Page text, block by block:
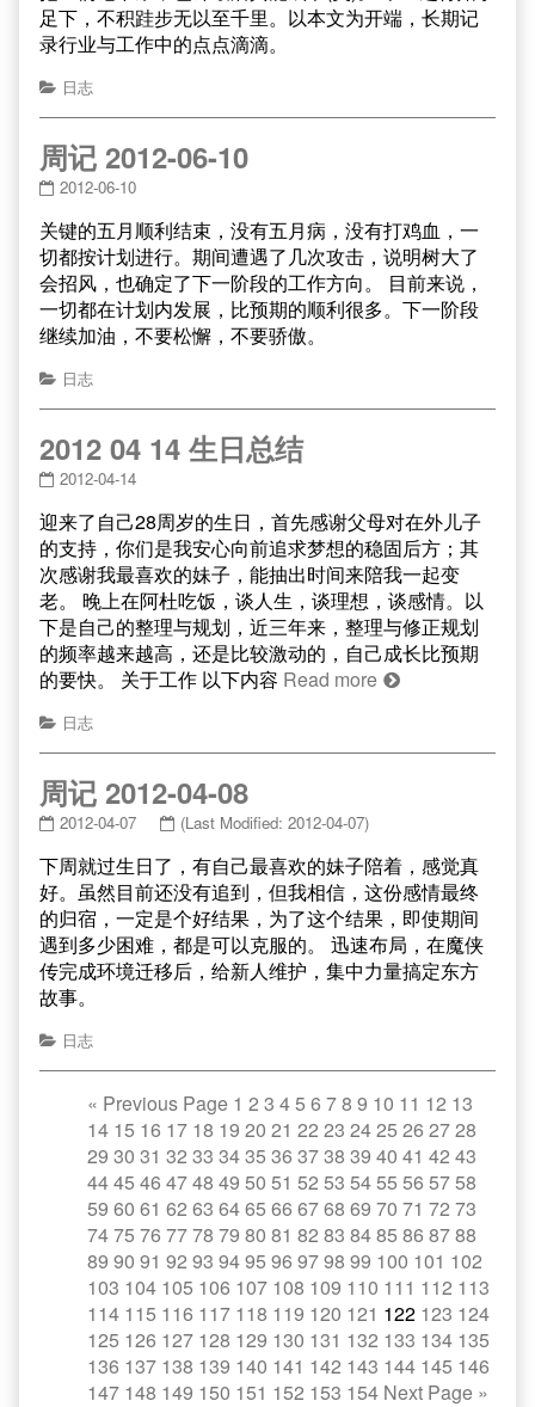
足下，不积跬步无以至千里。以本文为开端，长期记
录行业与工作中的点点滴滴。
日志
周记 2012-06-10
2012-06-10
关键的五月顺利结束，没有五月病，没有打鸡血，一
切都按计划进行。期间遭遇了几次攻击，说明树大了
会招风，也确定了下一阶段的工作方向。 目前来说，
一切都在计划内发展，比预期的顺利很多。下一阶段
继续加油，不要松懈，不要骄傲。
日志
2012 04 14 生日总结
2012-04-14
迎来了自己28周岁的生日，首先感谢父母对在外儿子
的支持，你们是我安心向前追求梦想的稳固后方；其
次感谢我最喜欢的妹子，能抽出时间来陪我一起变
老。 晚上在阿杜吃饭，谈人生，谈理想，谈感情。以
下是自己的整理与规划，近三年来，整理与修正规划
的频率越来越高，还是比较激动的，自己成长比预期
的要快。 关于工作 以下内容 Read more
日志
周记 2012-04-08
2012-04-07 (Last Modified: 2012-04-07)
下周就过生日了，有自己最喜欢的妹子陪着，感觉真
好。虽然目前还没有追到，但我相信，这份感情最终
的归宿，一定是个好结果，为了这个结果，即使期间
遇到多少困难，都是可以克服的。 迅速布局，在魔侠
传完成环境迁移后，给新人维护，集中力量搞定东方
故事。
日志
« Previous Page 1 2 3 45 6 78 9 10 11 12 13
14 15 16 17 18 19 20 21 22 23 2425 26 2728
29 30 31 32 33 3435 36 3738 39 40 41 42 43
4445 46 4748 49 50 51 52 53 5455 56 5758
59 60 61 62 63 6465 66 6768 69 70 71 72 73
7475 76 7778 79 80 81 82 83 8485 86 8788
89 90 91 92 93 9495 96 9798 99 100 101 102
103 104 105 106 107 108 109 110 111 112 113
114 115 116 117 118 119 120 121 122 123 124
125 126 127 128 129 130 131 132 133 134 135
136 137 138 139 140 141 142 143 144 145 146
147 148 149 150 151 152 153 154 Next Page »